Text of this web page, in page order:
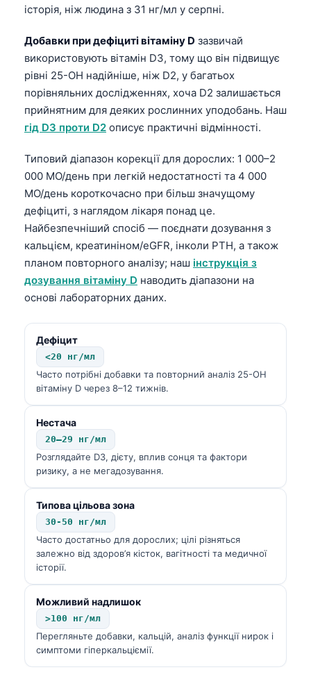
історія, ніж людина з 31 нг/мл у серпні.
Добавки при дефіциті вітаміну D зазвичай
використовують вітамін D3, тому що він підвищує
рівні 25-OH надійніше, ніж D2, у багатьох
порівняльних дослідженнях, хоча D2 залишається
прийнятним для деяких рослинних уподобань. Наш
гід D3 проти D2 описує практичні відмінності.
Типовий діапазон корекції для дорослих: 1 000–2
000 МО/день при легкій недостатності та 4 000
МО/день короткочасно при більш значущому
дефіциті, з наглядом лікаря понад це.
Найбезпечніший спосіб — поєднати дозування з
кальцієм, креатиніном/eGFR, інколи PTH, а також
планом повторного аналізу; наш інструкція з
дозування вітаміну D наводить діапазони на
основі лабораторних даних.
Дефіцит
<20 нг/мл
Часто потрібні добавки та повторний аналіз 25-OH
вітаміну D через 8–12 тижнів.
Нестача
20–29 нг/мл
Розглядайте D3, дієту, вплив сонця та фактори
ризику, а не мегадозування.
Типова цільова зона
30-50 нг/мл
Часто достатньо для дорослих; цілі різняться
залежно від здоров’я кісток, вагітності та медичної
історії.
Можливий надлишок
>100 нг/мл
Перегляньте добавки, кальцій, аналіз функції нирок і
симптоми гіперкальціємії.
తెలుగు
தமிழ்
ગુજરાતી
ಕನ್ನಡ
മലയാളം
Bahasa Melayu
Tiếng Việt
Tagalog
ไทย
ဗမာစာ
ភាសាខ្មែរ
አማርኛ
O‘zbekcha
Қазақ тілі
Suomi
Hrvatski
Slovenčina
كوردی‎
پښتو
سنڌي
অসমীয়া
Latviešu valoda
Македонски јазик
Gàidhlig